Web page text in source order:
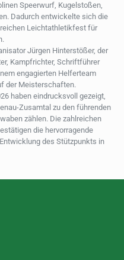
Speerwurf, Kugelstoßen,
Dadurch entwickelte sich die
Leichtathletikfest für
Jürgen Hinterstößer, der
Kampfrichter, Schriftführer
engagierten Helferteam
der Meisterschaften.
haben eindrucksvoll gezeigt,
Zusamtal zu den führenden
zählen. Die zahlreichen
die hervorragende
des Stützpunkts in